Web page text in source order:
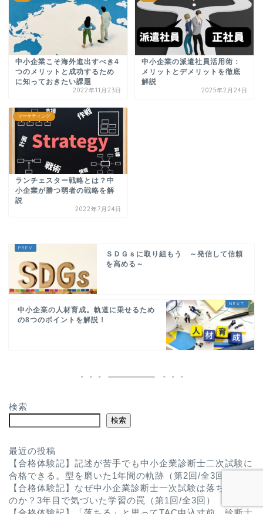
中小企業こそ海外進出すべき4
つのメリットと成功するため
に知っておきたい課題
2022年11月23日
中小企業の派遣社員活用術：
メリットとデメリットを徹底
解説
2025年2月24日
マーケティング
ランチェスター戦略とは？中
小企業が勝つ弱者の戦略を解
説
2022年7月24日
ＳＤＧｓに取り組もう ～発信して信頼
を高める～
中小企業の人材育成。軌道に乗せるため
の8つのポイントを解説！
検索
検索
最近の投稿
【合格体験記】記述が苦手でも中小企業診断士二次試験に
合格できる。型を磨いた1年間の軌跡（第2回/全3回）
【合格体験記】なぜ中小企業診断士一次試験は落ち続けた
のか？3年目で気づいた学習の罠（第1回/全3回）